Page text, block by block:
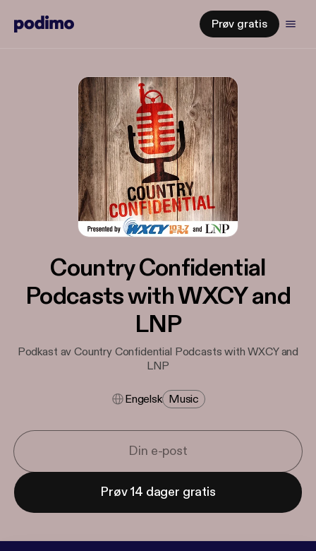
Prøv gratis
Country Confidential
Podcasts with WXCY and
LNP
Podkast av Country Confidential Podcasts with WXCY and
LNP
Engelsk Music
Prøv 14 dager gratis